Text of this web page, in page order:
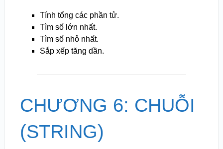
Tính tổng các phần tử.
Tìm số lớn nhất.
Tìm số nhỏ nhất.
Sắp xếp tăng dần.
CHƯƠNG 6: CHUỖI
(STRING)